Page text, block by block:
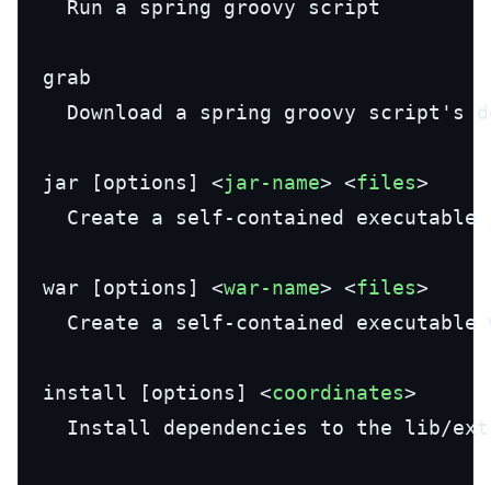
    Run a spring groovy script
  grab
Download a spring groovy script's
  jar [options]
<jar-name> <files>
Create a self-contained
  war [options]
<war-name> <files>
Create a self-contained
  install [options]
<coordinates>
Install dependencies to the lib/